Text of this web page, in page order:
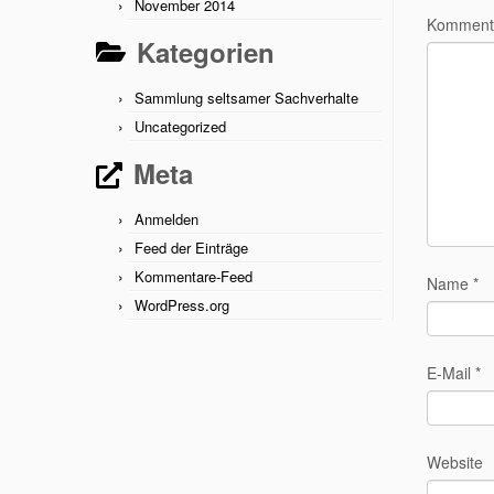
November 2014
Kategorien
Sammlung seltsamer Sachverhalte
Uncategorized
Meta
Anmelden
Feed der Einträge
Kommentare-Feed
WordPress.org
Name *
E-Mail *
Website